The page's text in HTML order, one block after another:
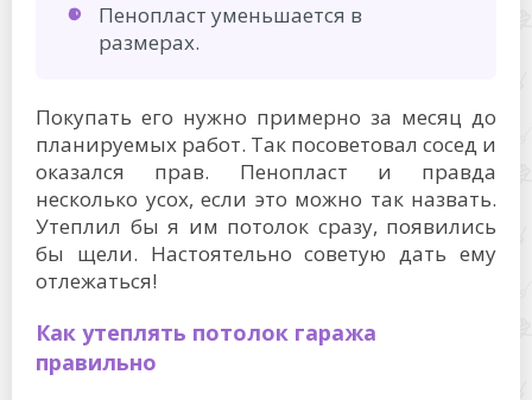
Пенопласт уменьшается в
размерах.
Покупать его нужно примерно за месяц до
планируемых работ. Так посоветовал сосед и
оказался прав. Пенопласт и правда
несколько усох, если это можно так назвать.
Утеплил бы я им потолок сразу, появились
бы щели. Настоятельно советую дать ему
отлежаться!
Как утеплять потолок гаража
правильно